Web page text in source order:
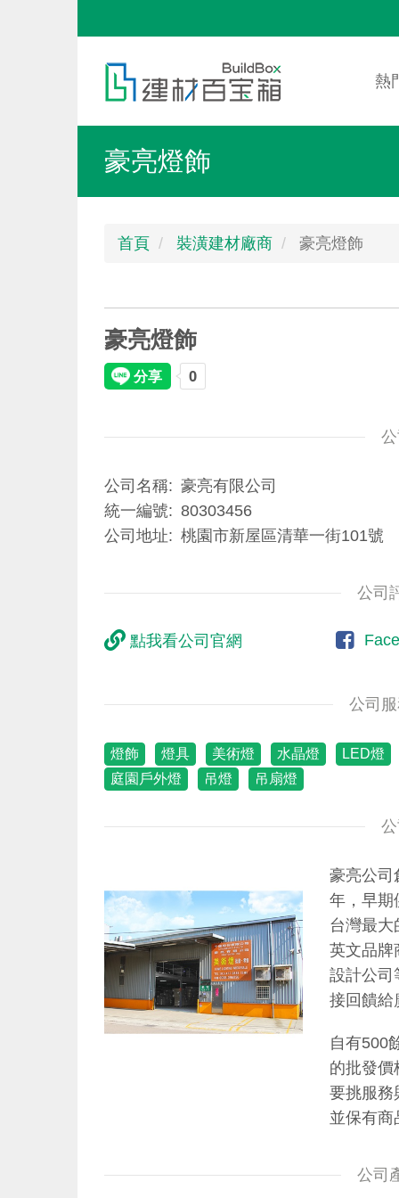
menu
熱
豪亮燈飾
首頁 裝潢建材廠商 豪亮燈飾
豪亮燈飾
公司名稱
豪亮有限公司
統一編號
80303456
公司地址
桃園市新屋區清華一街101號
公司
點我看公司官網
公司
燈飾 燈具 美術燈 水晶燈
LED燈
庭園戶外燈
吊燈 吊扇燈
豪亮公司
年，早期
台灣最大
英文品牌
設計公司
接回饋給
自有500
的批發價
要挑服務
並保有商
公司